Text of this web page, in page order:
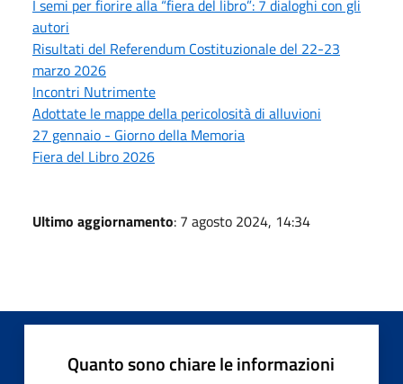
I semi per fiorire alla “fiera del libro”: 7 dialoghi con gli
autori
Risultati del Referendum Costituzionale del 22-23
marzo 2026
Incontri Nutrimente
Adottate le mappe della pericolosità di alluvioni
27 gennaio - Giorno della Memoria
Fiera del Libro 2026
Ultimo aggiornamento: 7 agosto 2024, 14:34
Quanto sono chiare le informazioni